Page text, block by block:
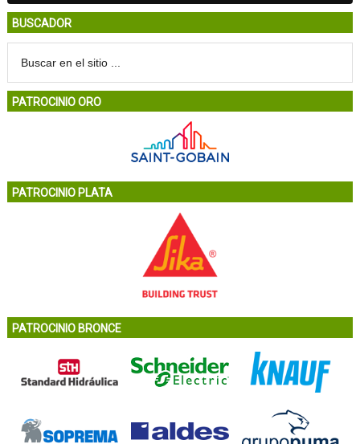
BUSCADOR
PATROCINIO ORO
PATROCINIO PLATA
PATROCINIO BRONCE